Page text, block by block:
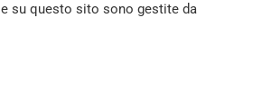
su questo sito sono gestite da